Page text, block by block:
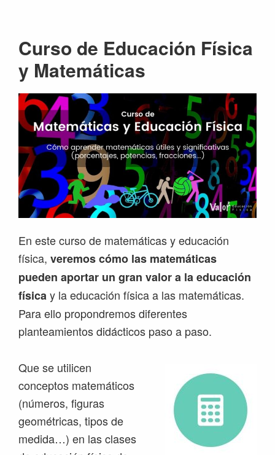
navegación
principal
contenido
principal
lateral
principal
página
Curso de Educación Física
y Matemáticas
En este curso de matemáticas y educación
física, veremos cómo las matemáticas
pueden aportar un gran valor a la educación
físicay la educación física a las matemáticas.
Para ello propondremos diferentes
planteamientos didácticos paso a paso.
Que se utilicen
conceptos matemáticos
(números, figuras
geométricas, tipos de
medida…) en las clases